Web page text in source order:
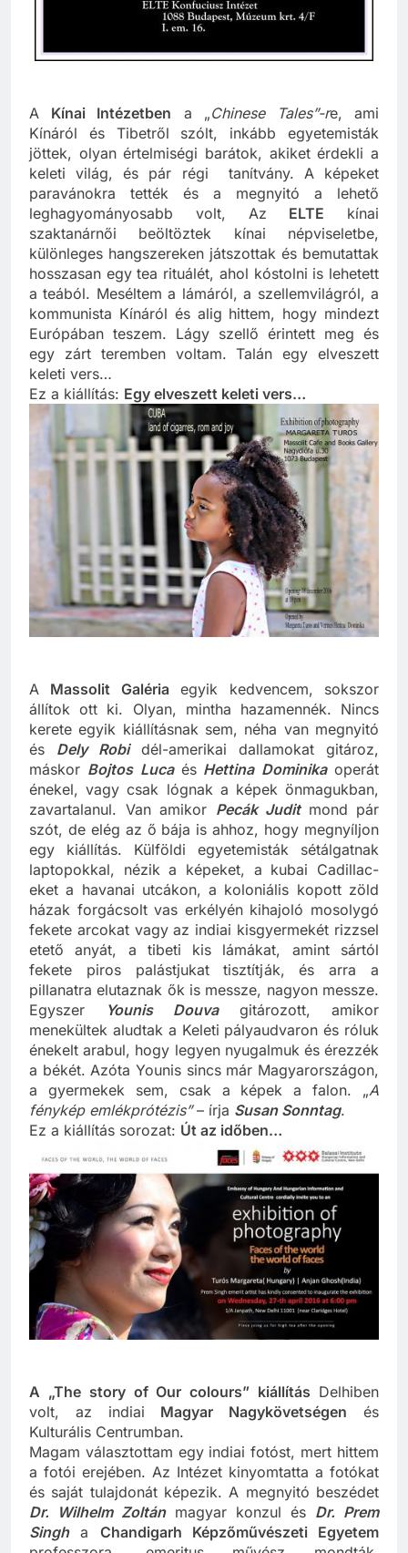
AKínai Intézetben a „Chinese Tales”-re, ami
Kínáról és Tibetről szólt, inkább egyetemisták
jöttek, olyan értelmiségi barátok, akiket érdekli a
keleti világ, és pár régi tanítvány. A képeket
paravánokra tették és a megnyitó a lehető
leghagyományosabb volt, Az ELTEkínai
szaktanárnői beöltöztek kínai népviseletbe,
különleges hangszereken játszottak és bemutattak
hosszasan egy tea rituálét, ahol kóstolni is lehetett
a teából. Meséltem a lámáról, a szellemvilágról, a
kommunista Kínáról és alig hittem, hogy mindezt
Európában teszem. Lágy szellő érintett meg és
egy zárt teremben voltam. Talán egy elveszett
keleti vers…
Ez a kiállítás:
Egy elveszett keleti vers…
AMassolit Galériaegyik kedvencem, sokszor
állítok ott ki. Olyan, mintha hazamennék. Nincs
kerete egyik kiállításnak sem, néha van megnyitó
ésDely Robidél-amerikai dallamokat gitároz,
máskorBojtos LucaésHettina Dominikaoperát
énekel, vagy csak lógnak a képek önmagukban,
zavartalanul. Van amikorPecák Juditmond pár
szót, de elég az ő bája is ahhoz, hogy megnyíljon
egy kiállítás. Külföldi egyetemisták sétálgatnak
laptopokkal, nézik a képeket, a kubai Cadillac-
eket a havanai utcákon, a koloniális kopott zöld
házak forgácsolt vas erkélyén kihajoló mosolygó
fekete arcokat vagy az indiai kisgyermekét rizzsel
etető anyát, a tibeti kis lámákat, amint sártól
fekete piros palástjukat tisztítják, és arra a
pillanatra elutaznak ők is messze, nagyon messze.
EgyszerYounis Douva gitározott, amikor
menekültek aludtak a Keleti pályaudvaron és róluk
énekelt arabul, hogy legyen nyugalmuk és érezzék
a békét. Azóta Younis sincs már Magyarországon,
a gyermekek sem, csak a képek a falon. „
fénykép emlékprótézis”– írjaSusan Sonntag
Út az időben…
A „The story of Our colours” kiállításDelhiben
volt, az indiaiMagyar Nagykövetségen
Kulturális Centrumban.
Magam választottam egy indiai fotóst, mert hittem
a fotói erejében. Az Intézet kinyomtatta a fotókat
és saját tulajdonát képezik. A megnyitó beszédet
Dr. Wilhelm Zoltánmagyar konzul és Dr. Prem
SinghaChandigarh Képzőművészeti Egyetem